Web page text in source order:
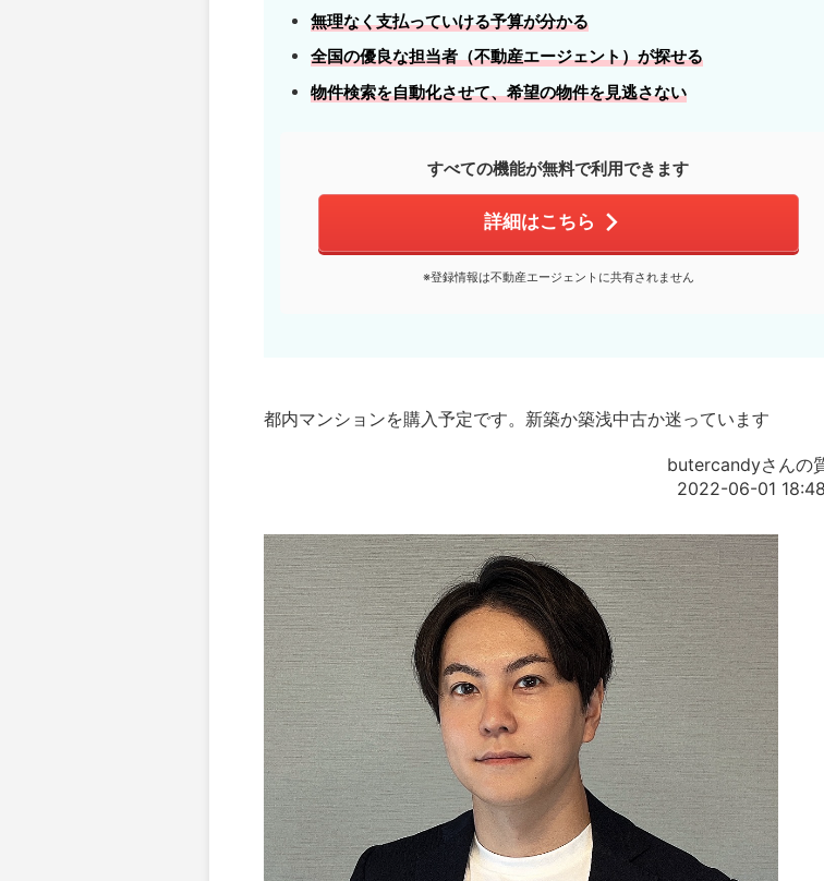
無理なく支払っていける予算が分かる
全国の優良な担当者（不動産エージェント）が探せる
物件検索を自動化させて、希望の物件を見逃さない
すべての機能が無料で利用できます
詳細はこちら
※登録情報は不動産エージェントに共有されません
都内マンションを購入予定です。新築か築浅中古か迷っています
butercandyさんの
2022-06-01